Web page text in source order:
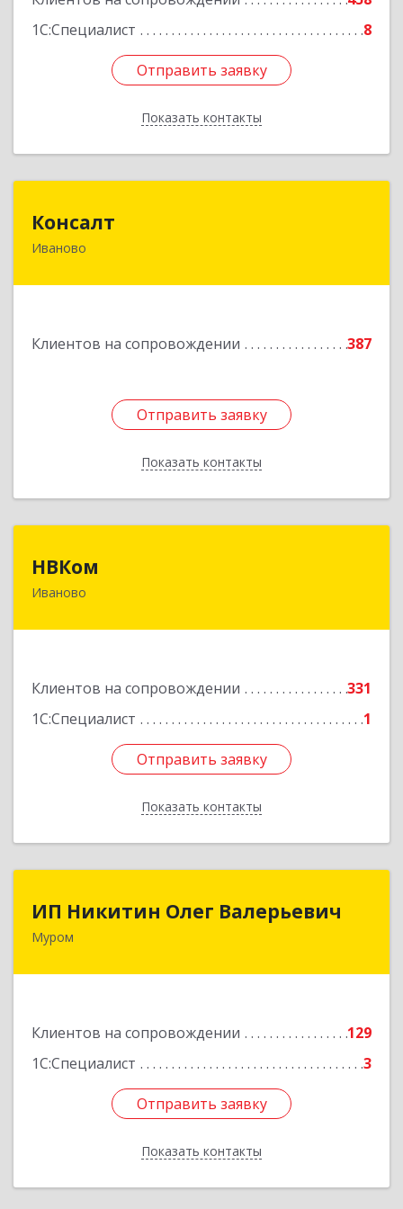
1С:Специалист
8
Отправить заявку
Показать контакты
Отправить заявку
Назад
Консалт
Иваново
Клиентов на сопровождении 387
Отправить заявку
Показать контакты
153000, Ивановская обл, Иваново г, Жарова ул,
Отправить заявку
Назад
НВКом
Иваново
Клиентов на сопровождении
331
1С:Специалист
1
Отправить заявку
Показать контакты
153000, Ивановская обл, Иваново г, Аптечный
Отправить заявку
Назад
ИП Никитин Олег Валерьевич
Муром
Клиентов на сопровождении
129
1С:Специалист
3
Отправить заявку
Показать контакты
Отправить заявку
Назад